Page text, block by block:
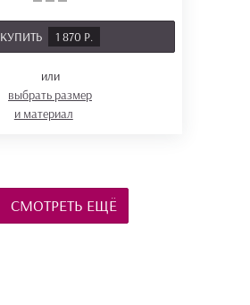
КУПИТЬ 1 870 Р.
или
выбрать размер
и материал
СМОТРЕТЬ ЕЩЁ